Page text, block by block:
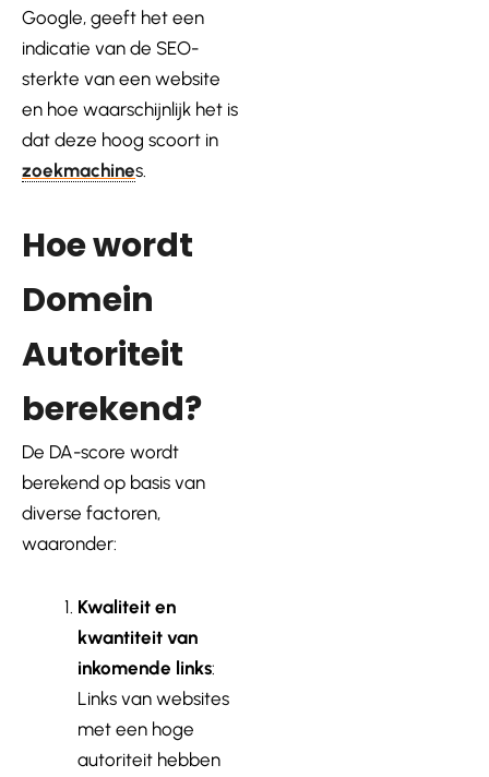
Google, geeft het een
indicatie van de SEO-
sterkte van een website
en hoe waarschijnlijk het is
dat deze hoog scoort in
zoekmachines.
Hoe wordt
Domein
Autoriteit
berekend?
De DA-score wordt
berekend op basis van
diverse factoren,
waaronder:
Kwaliteit en
kwantiteit van
inkomende links:
Links van websites
met een hoge
autoriteit hebben